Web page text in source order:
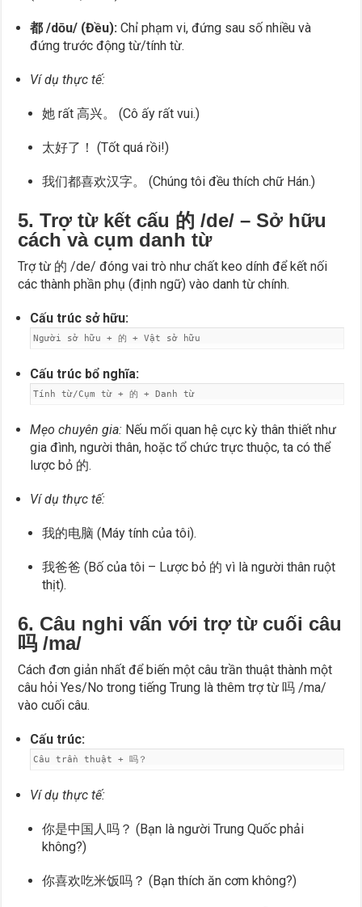
都 /dōu/ (Đều): Chỉ phạm vi, đứng sau số nhiều và
đứng trước động từ/tính từ.
Ví dụ thực tế:
她 rất 高兴。 (Cô ấy rất vui.)
太好了！ (Tốt quá rồi!)
我们都喜欢汉字。 (Chúng tôi đều thích chữ Hán.)
5. Trợ từ kết cấu 的 /de/ – Sở hữu
cách và cụm danh từ
Trợ từ 的 /de/ đóng vai trò như chất keo dính để kết nối
các thành phần phụ (định ngữ) vào danh từ chính.
Cấu trúc sở hữu:
Người sở hữu + 的 + Vật sở hữu
Cấu trúc bổ nghĩa:
Tính từ/Cụm từ + 的 + Danh từ
Mẹo chuyên gia: Nếu mối quan hệ cực kỳ thân thiết như
gia đình, người thân, hoặc tổ chức trực thuộc, ta có thể
lược bỏ 的.
Ví dụ thực tế:
我的电脑 (Máy tính của tôi).
我爸爸 (Bố của tôi – Lược bỏ 的 vì là người thân ruột
thịt).
6. Câu nghi vấn với trợ từ cuối câu
吗 /ma/
Cách đơn giản nhất để biến một câu trần thuật thành một
câu hỏi Yes/No trong tiếng Trung là thêm trợ từ 吗 /ma/
vào cuối câu.
Cấu trúc:
Câu trần thuật + 吗？
Ví dụ thực tế:
你是中国人吗？ (Bạn là người Trung Quốc phải
không?)
你喜欢吃米饭吗？ (Bạn thích ăn cơm không?)